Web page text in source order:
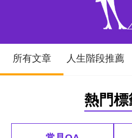
所有文章 人生階段推薦
熱門標